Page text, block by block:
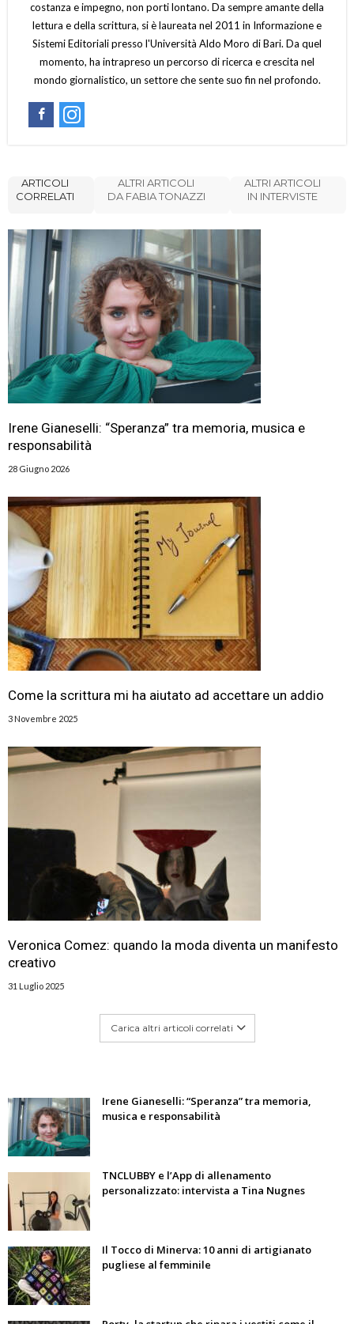
costanza e impegno, non porti lontano. Da sempre amante della
lettura e della scrittura, si è laureata nel 2011 in Informazione e
Sistemi Editoriali presso l'Università Aldo Moro di Bari. Da quel
momento, ha intrapreso un percorso di ricerca e crescita nel
mondo giornalistico, un settore che sente suo fin nel profondo.
ARTICOLI
CORRELATI
ALTRI ARTICOLI
DA FABIA TONAZZI
ALTRI ARTICOLI
IN INTERVISTE
Irene Gianeselli: “Speranza” tra memoria, musica e
responsabilità
28 Giugno 2026
Come la scrittura mi ha aiutato ad accettare un addio
3 Novembre 2025
Veronica Comez: quando la moda diventa un manifesto
creativo
31 Luglio 2025
Carica altri articoli correlati
Irene Gianeselli: “Speranza” tra memoria,
musica e responsabilità
TNCLUBBY e l’App di allenamento
personalizzato: intervista a Tina Nugnes
Il Tocco di Minerva: 10 anni di artigianato
pugliese al femminile